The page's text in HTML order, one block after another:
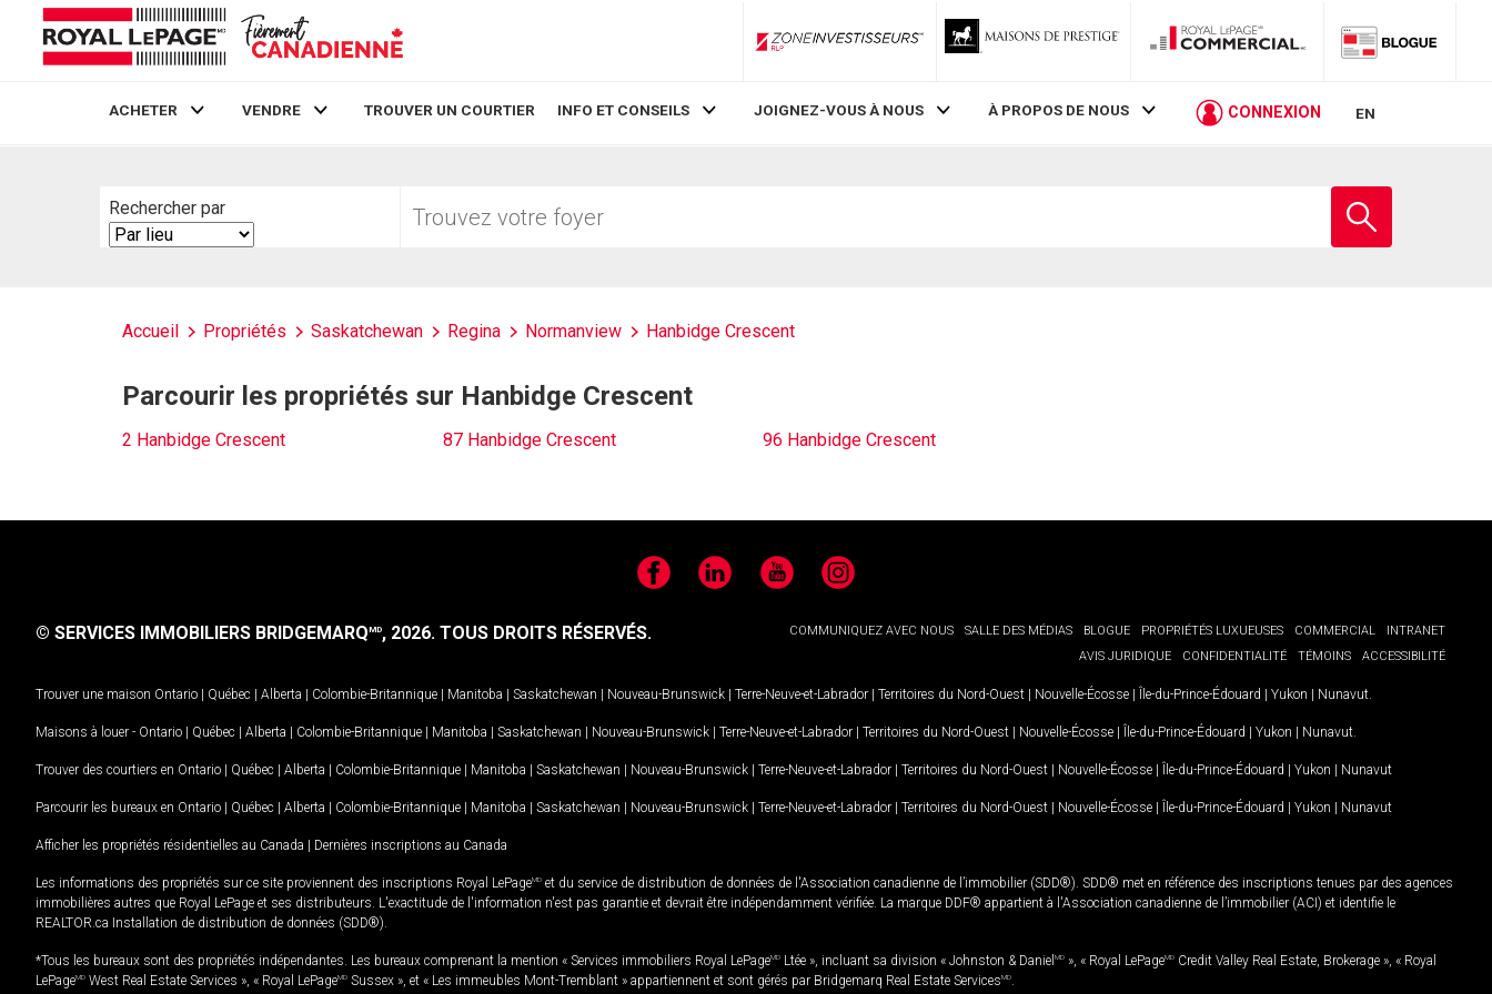
ZoneInvestisseurs RLP
ACHETER VENDRE TROUVER UN COURTIER INFO ET CONSEILS JOIGNEZ-VOUS À NOUS À PROPOS DE NOUS CONNEXION EN
Rechercher par
Search
By
votre
Accueil Propriétés Saskatchewan Regina Normanview Hanbidge Crescent
Parcourir les propriétés sur Hanbidge Crescent
2 Hanbidge Crescent 87 Hanbidge Crescent 96 Hanbidge Crescent
FacebookLinkedIn YouTubeInstagram
COMMUNIQUEZ AVEC NOUS SALLE DES MÉDIAS BLOGUE PROPRIÉTÉS LUXUEUSES COMMERCIAL
INTRANET
AVIS JURIDIQUE
CONFIDENTIALITÉ TÉMOINS ACCESSIBILITÉ
© SERVICES IMMOBILIERS BRIDGEMARQMD, 2026. TOUS DROITS RÉSERVÉS.
Trouver une maison Ontario | Québec | Alberta | Colombie-Britannique | Manitoba | Saskatchewan | Nouveau-Brunswick | Terre-Neuve-et-Labrador | Territoires du Nord-Ouest | Nouvelle-Écosse | Île-du-Prince-Édouard | Yukon | Nunavut
Maisons à louer - Ontario | Québec | Alberta | Colombie-Britannique | Manitoba | Saskatchewan | Nouveau-Brunswick | Terre-Neuve-et-Labrador | Territoires du Nord-Ouest | Nouvelle-Écosse | Île-du-Prince-Édouard | Yukon | Nunavut
Trouver des courtiers en Ontario | Québec | Alberta | Colombie-Britannique | Manitoba | Saskatchewan | Nouveau-Brunswick | Terre-Neuve-et-Labrador | Territoires du Nord-Ouest | Nouvelle-Écosse | Île-du-Prince-Édouard | Yukon | Nunavut
Parcourir les bureaux en Ontario | Québec | Alberta | Colombie-Britannique | Manitoba | Saskatchewan | Nouveau-Brunswick | Terre-Neuve-et-Labrador | Territoires du Nord-Ouest | Nouvelle-Écosse | Île-du-Prince-Édouard | Yukon | Nunavut
Afficher les propriétés résidentielles au Canada | Dernières inscriptions au Canada
Les informations des propriétés sur ce site proviennent des inscriptions Royal LePageMD et du service de distribution de données de l'Association canadienne de l’immobilier (SDD®). SDD® met en référence des inscriptions tenues par des agences
immobilières autres que Royal LePage et ses distributeurs. L'exactitude de l'information n'est pas garantie et devrait être indépendamment vérifiée. La marque DDF® appartient à l'Association canadienne de l’immobilier (ACI) et identifie le
REALTOR.ca Installation de distribution de données (SDD®).
*Tous les bureaux sont des propriétés indépendantes. Les bureaux comprenant la mention « Services immobiliers Royal LePageMD Ltée », incluant sa division « Johnston & Daniel MD », « Royal LePageMD Credit Valley Real Estate, Brokerage », « Royal
LePageMD West Real Estate Services », « Royal LePageMD Sussex », et « Les immeubles Mont-Tremblant » appartiennent et sont gérés par Bridgemarq Real Estate ServicesMD